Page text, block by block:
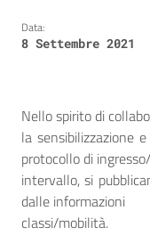
Data:
8 Settembre 2021
Nello spirito di
la sensibilizzazione
protocollo di
intervallo, si
dalle informazioni
classi/mobilità.